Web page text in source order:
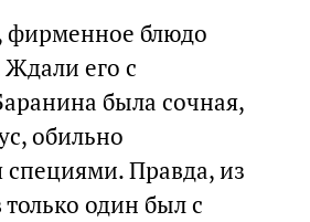
фирменное блюдо
его с
была сочная,
обильно
Правда, из
один был с